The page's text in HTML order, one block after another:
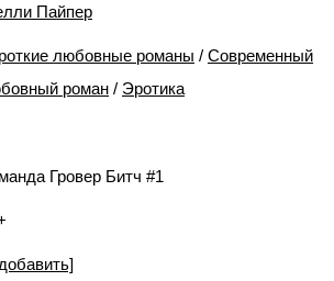
Пайпер
любовные романы / Современный
роман / Эротика
Гровер Битч #1